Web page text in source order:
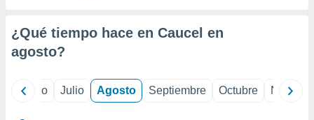
e
¿Qué tiempo hace en Caucel en
agosto?
Junio Julio Agosto Septiembre Octubre